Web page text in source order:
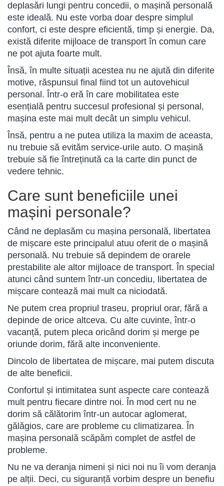
deplasări lungi pentru concedii, o mașină personală
este ideală. Nu este vorba doar despre simplul
confort, ci este despre eficientă, timp și energie. Da,
există diferite mijloace de transport în comun care
ne pot ajuta foarte mult.
Însă, în multe situații acestea nu ne ajută din diferite
motive, răspunsul final fiind tot un autovehicul
personal. Într-o eră în care mobilitatea este
esențială pentru succesul profesional și personal,
mașina este mai mult decât un simplu vehicul.
Însă, pentru a ne putea utiliza la maxim de aceasta,
nu trebuie să evităm service-urile auto. O mașină
trebuie să fie întreținută ca la carte din punct de
vedere tehnic.
Care sunt beneficiile unei
mașini personale?
Când ne deplasăm cu mașina personală, libertatea
de mișcare este principalul atuu oferit de o mașină
personală. Nu trebuie să depindem de orarele
prestabilite ale altor mijloace de transport. În special
atunci când suntem într-un concediu, libertatea de
mișcare contează mai mult ca niciodată.
Ne putem crea propriul traseu, propriul orar, fără a
depinde de orice altceva. Cu alte cuvinte, într-o
vacanță, putem pleca oricând dorim și merge pe
oriunde dorim, fără alte inconveniente.
Dincolo de libertatea de mișcare, mai putem discuta
de alte beneficii.
Confortul și intimitatea sunt aspecte care contează
mult pentru fiecare dintre noi. În mod cert nu ne
dorim să călătorim într-un autocar aglomerat,
gălăgios, care are probleme cu climatizarea. În
mașina personală scăpăm complet de astfel de
probleme.
Nu ne va deranja nimeni și nici noi nu îi vom deranja
pe alții. Deci, cu siguranță vorbim despre un benefiu